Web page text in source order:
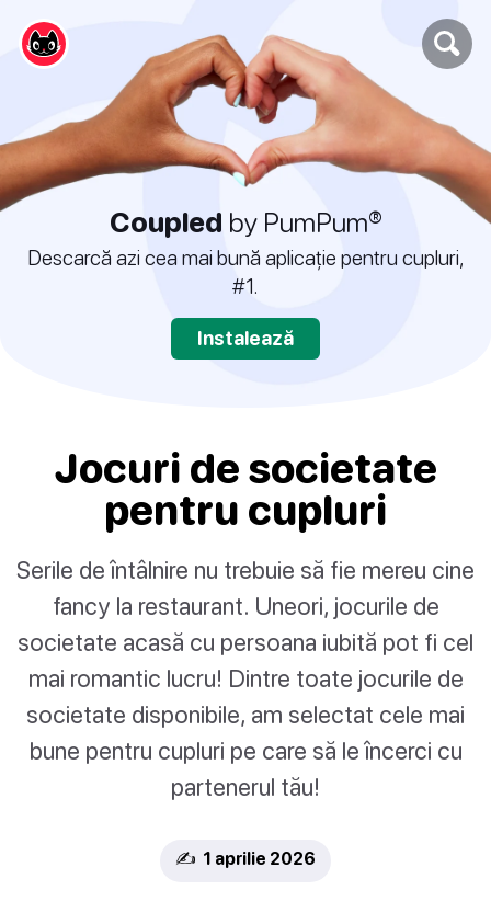
Coupled by PumPum®
Descarcă azi cea mai bună aplicație pentru cupluri,
#1.
Instalează
Jocuri de societate
pentru cupluri
Serile de întâlnire nu trebuie să fie mereu cine
fancy la restaurant. Uneori, jocurile de
societate acasă cu persoana iubită pot fi cel
mai romantic lucru! Dintre toate jocurile de
societate disponibile, am selectat cele mai
bune pentru cupluri pe care să le încerci cu
partenerul tău!
✍️ 1 aprilie 2026